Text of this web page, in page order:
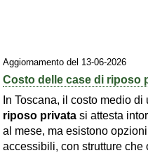
Aggiornamento del 13-06-2026
Costo delle case di riposo
In Toscana, il costo medio di
riposo privata si attesta
al mese, ma esistono
accessibili, con strutture che
Eventi e cose da vedere
➕ Segnala evento
Area riservata
Chi siamo